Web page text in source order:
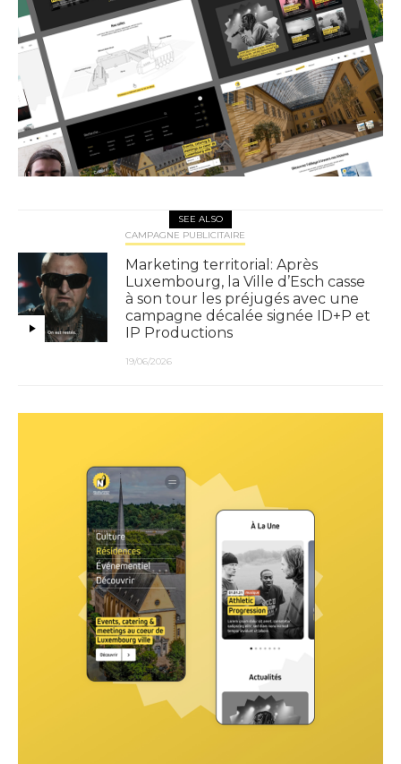
SEE ALSO
CAMPAGNE PUBLICITAIRE
Marketing territorial: Après
Luxembourg, la Ville d’Esch casse
à son tour les préjugés avec une
campagne décalée signée ID+P et
IP Productions
19/06/2026